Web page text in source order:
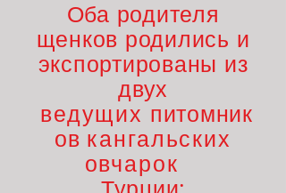
Оба родителя
щенков родились и
экспортированы из
двух
ведущих питомник
ов кангальских
овчарок